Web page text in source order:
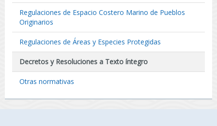
Regulaciones de Espacio Costero Marino de Pueblos
Originarios
Regulaciones de Áreas y Especies Protegidas
Decretos y Resoluciones a Texto íntegro
Otras normativas